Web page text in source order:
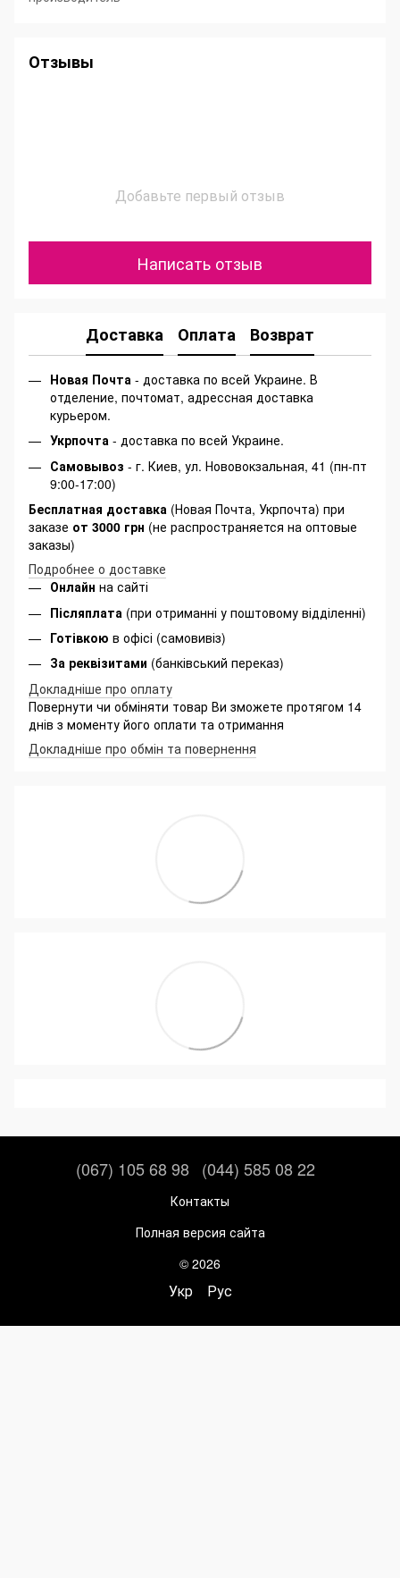
Отзывы
Добавьте первый отзыв
Написать отзыв
Доставка Оплата Возврат
Новая Почта - доставка по всей Украине. В
отделение, почтомат, адрессная доставка
курьером.
Укрпочта - доставка по всей Украине.
Самовывоз - г. Киев, ул. Нововокзальная, 41 (пн-пт
9:00-17:00)
Бесплатная доставка (Новая Почта, Укрпочта) при
заказе от 3000 грн (не распространяется на оптовые
заказы)
Подробнее о доставке
Онлайн на сайті
Післяплата (при отриманні у поштовому відділенні)
Готівкою в офісі (самовивіз)
За реквізитами (банківський переказ)
Докладніше про оплату
Повернути чи обміняти товар Ви зможете протягом 14
днів з моменту його оплати та отримання
Докладніше про обмін та повернення
(067) 105 68 98 (044) 585 08 22
Контакты
Полная версия сайта
© 2026
Укр Рус